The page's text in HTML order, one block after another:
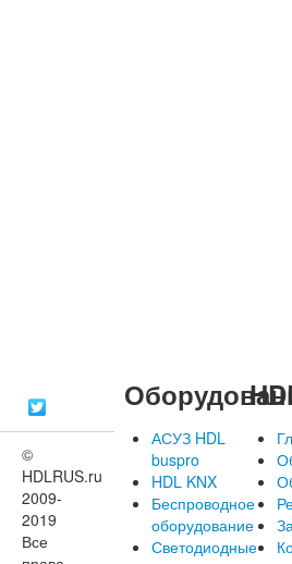
©
HDLRUS.ru
2009-
2019
Все
АСУЗ HDL
buspro
HDL KNX
Беспроводное
оборудование
Светодиодные